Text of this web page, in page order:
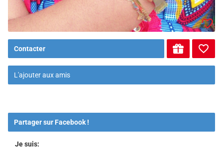
Contacter
L'ajouter aux amis
Partager sur Facebook !
Je suis: